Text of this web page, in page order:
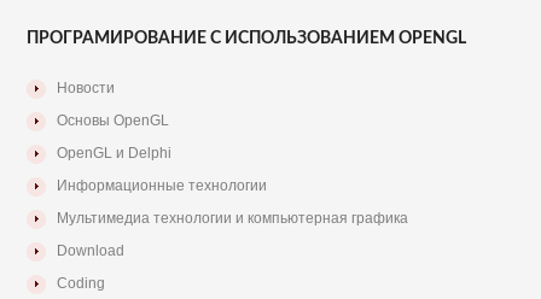
ПРОГРАМИРОВАНИЕ С ИСПОЛЬЗОВАНИЕМ OPENGL
Новости
Основы OpenGL
OpenGL и Delphi
Информационные технологии
Мультимедиа технологии и компьютерная графика
Download
Coding